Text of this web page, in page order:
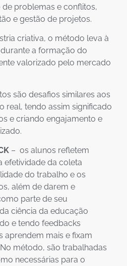
problemas e conflitos,
e gestão de projetos.
criativa, o método leva à
a formação do
valorizado pelo mercado
são desafios similares aos
real, tendo assim significado
e criando engajamento e
– os alunos refletem
efetividade da coleta
do trabalho e os
além de darem e
parte de seu
ciência da educação
e tendo feedbacks
aprendem mais e fixam
método, são trabalhadas
necessárias para o